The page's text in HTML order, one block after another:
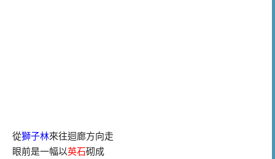
從獅子林來往迴廊方向走
眼前是一幅以英石砌成